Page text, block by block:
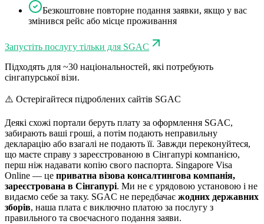
Безкоштовне повторне подання заявки, якщо у вас
змінився рейс або місце проживання
Запустіть послугу тільки для SGAC
Підходять для ~30 національностей, які потребують
сінгапурської візи.
⚠️ Остерігайтеся підроблених сайтів SGAC
Деякі схожі портали беруть плату за оформлення SGAC,
забирають ваші гроші, а потім подають неправильну
декларацію або взагалі не подають її. Завжди переконуйтеся,
що маєте справу з зареєстрованою в Сінгапурі компанією,
перш ніж надавати копію свого паспорта. Singapore Visa
Online — це приватна візова консалтингова компанія,
зареєстрована в Сінгапурі. Ми не є урядовою установою і не
видаємо себе за таку. SGAC не передбачає жодних державних
зборів, наша плата є виключно платою за послугу з
правильного та своєчасного подання заяви.